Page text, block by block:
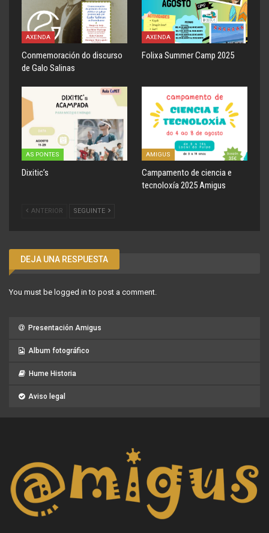
AXENDA
Conmemoración do discurso
de Galo Salinas
AXENDA
Folixa Summer Camp 2025
AS PONTES
Dixitic’s
AMIGUS
Campamento de ciencia e
tecnoloxía 2025 Amigus
ANTERIOR SEGUINTE
DEJA UNA RESPUESTA
You must be logged in to post a comment.
Presentación Amigus
Album fotográfico
Hume Historia
Aviso legal